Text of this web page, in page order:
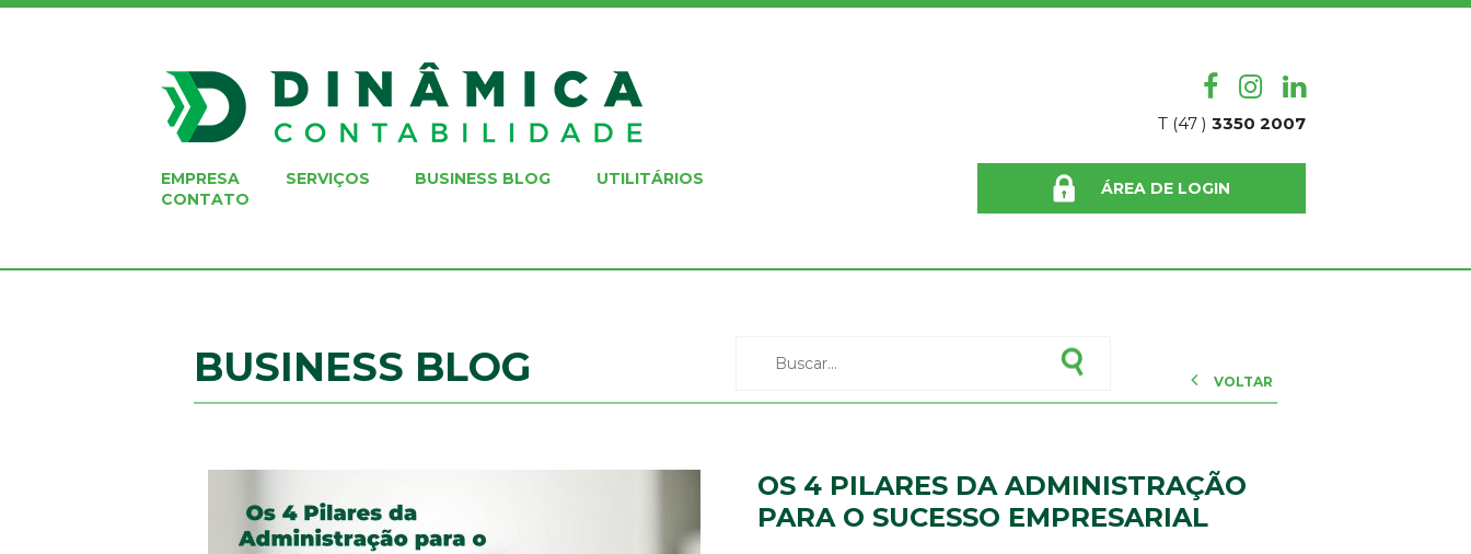
T (47 ) 3350 2007
EMPRESA SERVIÇOS BUSINESS BLOG
UTILITÁRIOS
CONTATO
ÁREA DE LOGIN
BUSINESS BLOG VOLTAR
OS 4 PILARES DA ADMINISTRAÇÃO
PARA O SUCESSO EMPRESARIAL